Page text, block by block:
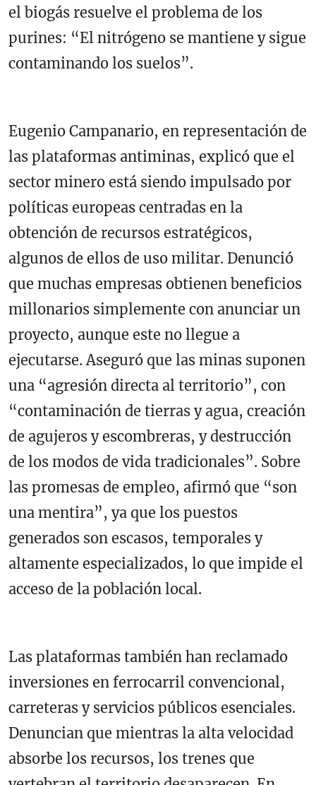
el biogás resuelve el problema de los
purines: “El nitrógeno se mantiene y sigue
contaminando los suelos”.
Eugenio Campanario, en representación de
las plataformas antiminas, explicó que el
sector minero está siendo impulsado por
políticas europeas centradas en la
obtención de recursos estratégicos,
algunos de ellos de uso militar. Denunció
que muchas empresas obtienen beneficios
millonarios simplemente con anunciar un
proyecto, aunque este no llegue a
ejecutarse. Aseguró que las minas suponen
una “agresión directa al territorio”, con
“contaminación de tierras y agua, creación
de agujeros y escombreras, y destrucción
de los modos de vida tradicionales”. Sobre
las promesas de empleo, afirmó que “son
una mentira”, ya que los puestos
generados son escasos, temporales y
altamente especializados, lo que impide el
acceso de la población local.
Las plataformas también han reclamado
inversiones en ferrocarril convencional,
carreteras y servicios públicos esenciales.
Denuncian que mientras la alta velocidad
absorbe los recursos, los trenes que